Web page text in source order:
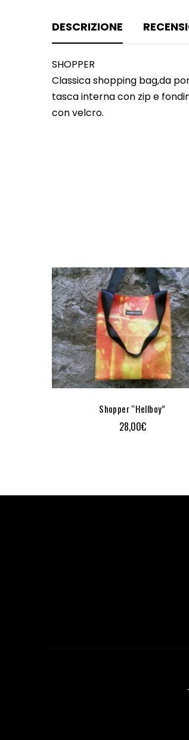
DESCRIZIONE
SHOPPER
Classica shopping bag,da
tasca interna con zip e
con velcro.
Shopper “Hellboy”
28,00€